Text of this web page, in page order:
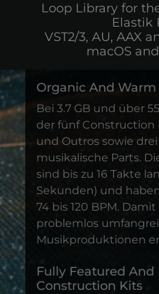
Loop Library for
Elastik
VST2/3, AU, AAX
macOS
Organic And
Bei 3.7 GB und über
der fünf Construction
und Outros sowie
musikalische Parts.
sind bis zu 16 Takte
Sekunden) und
74 bis 120 BPM.
problemlos
Musikproduktionen
Fully Featured And
Construction Kits